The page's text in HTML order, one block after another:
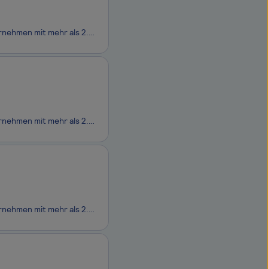
Wusstest Du eigentlich schon, dass … wir als nachhaltig agierendes Familienunternehmen mit mehr als 2.000 Filialen in Deutschland, Österreich und den Niederlanden und einem mehrfach ausgezeichneten Online Shop einer der größten Omnichannel-Anbieter im europäischen Textileinzelhandel sind? Unsere K
Wusstest Du eigentlich schon, dass … wir als nachhaltig agierendes Familienunternehmen mit mehr als 2.000 Filialen in Deutschland, Österreich und den Niederlanden und einem mehrfach ausgezeichneten Online Shop einer der größten Omnichannel-Anbieter im europäischen Textileinzelhandel sind? Unsere K
Wusstest Du eigentlich schon, dass … wir als nachhaltig agierendes Familienunternehmen mit mehr als 2.000 Filialen in Deutschland, Österreich und den Niederlanden und einem mehrfach ausgezeichneten Online Shop einer der größten Omnichannel-Anbieter im europäischen Textileinzelhandel sind? Unsere K